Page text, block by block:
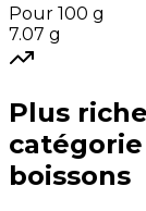
Pour 100 g
7.07 g
Plus
catégorie
boissons